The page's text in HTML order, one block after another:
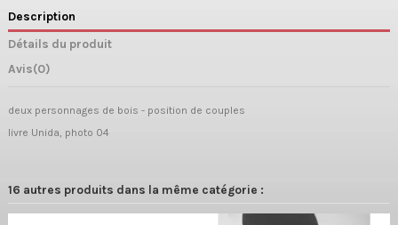
Description
Détails du produit
Avis(0)
deux personnages de bois - position de couples
livre Unida, photo 04
16 autres produits dans la même catégorie :